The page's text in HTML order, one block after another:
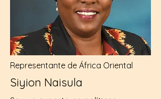
Representante de África Oriental
Siyion Naisula